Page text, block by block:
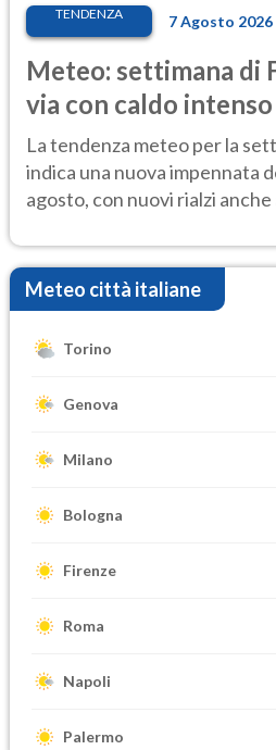
TENDENZA 7 Agosto 2026
Meteo: settimana di
via con caldo
temporale
La tendenza meteo per la
indica una nuova impennata
agosto, con nuovi rialzi anche
Meteo città italiane
Torino
Genova
Milano
Bologna
Firenze
Roma
Napoli
Palermo